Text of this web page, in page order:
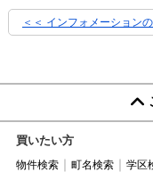
＜＜ インフォメーション
買いたい方
物件検索 町名検索 学区